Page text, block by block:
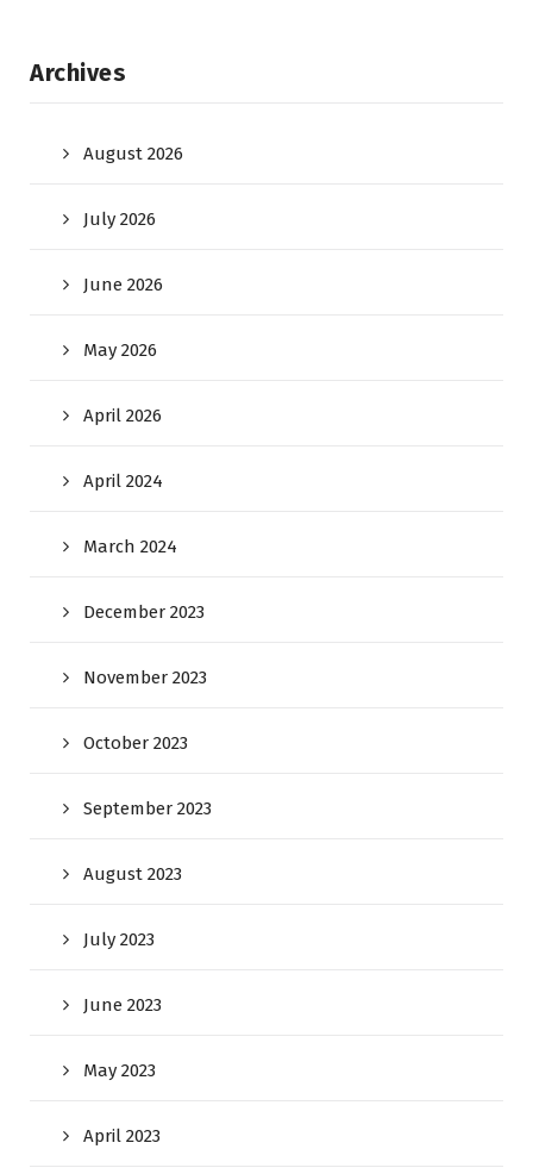
Archives
August 2026
July 2026
June 2026
May 2026
April 2026
April 2024
March 2024
December 2023
November 2023
October 2023
September 2023
August 2023
July 2023
June 2023
May 2023
April 2023